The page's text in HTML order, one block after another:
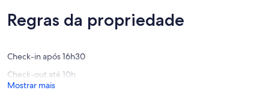
swimming
pool
(11
avaliações)
Regras da propriedade
Check-in após 16h30
Check-out até 10h
Mostrar mais